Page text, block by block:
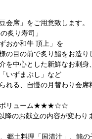
会席」をご用意致します。
炙り寿司」
おか和牛 頂上」を
の目の前で炙り鮨をお造り
を中心とした新鮮なお刺身、
いずまぶし」など
れる、自慢の月替わり会席
ボリューム★★★☆☆
のお献立の内容が変わり
郷土料理「国清汁」、鯵